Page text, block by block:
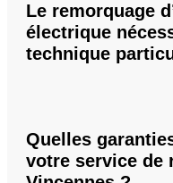
Le remorquage
électrique
technique
Quelles
votre service de